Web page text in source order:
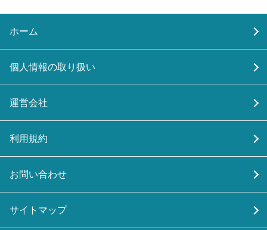
ホーム
個人情報の取り扱い
運営会社
利用規約
お問い合わせ
サイトマップ